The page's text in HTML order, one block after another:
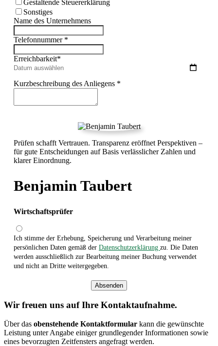
Gestaltende Steuererklärung
Sonstiges
Name des Unternehmens
Telefonnummer *
Erreichbarkeit*
Kurzbeschreibung des Anliegens *
Prüfen schafft Vertrauen. Transparenz eröffnet Perspektiven –
für gute Entscheidungen auf Basis verlässlicher Zahlen und
klarer Einordnung.
Benjamin Taubert
Wirtschaftsprüfer
Ich stimme der Erhebung, Speicherung und Verarbeitung meiner
persönlichen Daten gemäß der Datenschutzerklärung zu. Die Daten
werden ausschließlich zur Bearbeitung meiner Buchung verwendet
und nicht an Dritte weitergegeben.
Absenden
Wir freuen uns auf Ihre Kontaktaufnahme.
Über das obenstehende Kontaktformular kann die gewünschte
Leistung unter Angabe einiger grundlegender Informationen sowie
eines bevorzugten Zeitfensters angefragt werden.